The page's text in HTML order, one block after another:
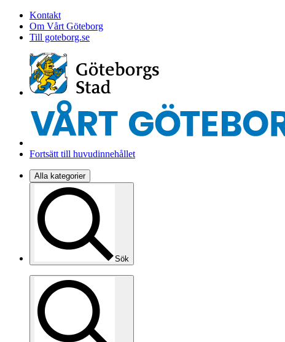
Kontakt
Om Vårt Göteborg
Till goteborg.se
Fortsätt till huvudinnehållet
Alla kategorier
Sök